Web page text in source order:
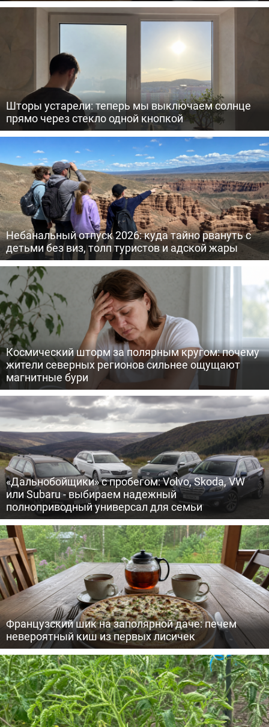
Шторы устарели: теперь мы выключаем солнце
прямо через стекло одной кнопкой
Небанальный отпуск 2026: куда тайно рвануть с
детьми без виз, толп туристов и адской жары
Космический шторм за полярным кругом: почему
жители северных регионов сильнее ощущают
магнитные бури
«Дальнобойщики» с пробегом: Volvo, Skoda, VW
или Subaru - выбираем надежный
полноприводный универсал для семьи
Французский шик на заполярной даче: печем
невероятный киш из первых лисичек